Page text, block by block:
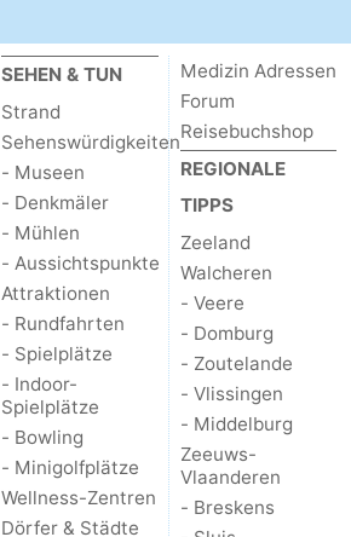
SEHEN & TUN
Strand
Sehenswürdigkeiten
- Museen
- Denkmäler
- Mühlen
- Aussichtspunkte
Attraktionen
- Rundfahrten
- Spielplätze
- Indoor-
Spielplätze
- Bowling
- Minigolfplätze
Wellness-Zentren
Dörfer & Städte
Medizin Adressen
Forum
Reisebuchshop
REGIONALE
TIPPS
Zeeland
Walcheren
- Veere
- Domburg
- Zoutelande
- Vlissingen
- Middelburg
Zeeuws-
Vlaanderen
- Breskens